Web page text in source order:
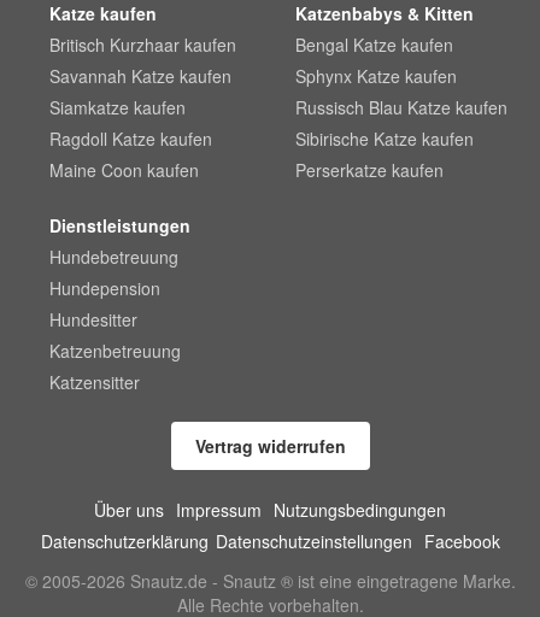
Katze kaufen
Britisch Kurzhaar kaufen
Savannah Katze kaufen
Siamkatze kaufen
Ragdoll Katze kaufen
Maine Coon kaufen
Katzenbabys & Kitten
Bengal Katze kaufen
Sphynx Katze kaufen
Russisch Blau Katze kaufen
Sibirische Katze kaufen
Perserkatze kaufen
Dienstleistungen
Hundebetreuung
Hundepension
Hundesitter
Katzenbetreuung
Katzensitter
Vertrag widerrufen
Über uns Impressum Nutzungsbedingungen
Datenschutzerklärung Datenschutzeinstellungen Facebook
© 2005-2026 Snautz.de - Snautz ® ist eine eingetragene Marke.
Alle Rechte vorbehalten.